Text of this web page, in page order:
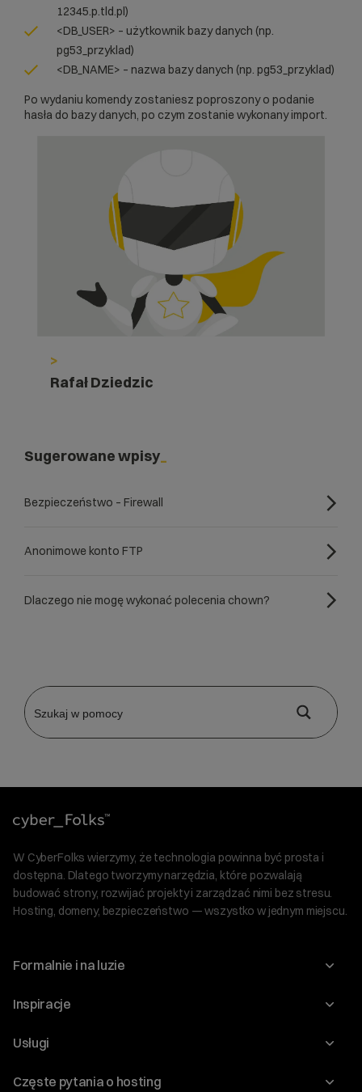
12345.p.tld.pl)
<DB_USER> – użytkownik bazy danych (np.
pg53_przyklad)
<DB_NAME> – nazwa bazy danych (np. pg53_przyklad)
Po wydaniu komendy zostaniesz poproszony o podanie
hasła do bazy danych, po czym zostanie wykonany import.
>
Rafał Dziedzic
Sugerowane wpisy
Bezpieczeństwo – Firewall
Anonimowe konto FTP
Dlaczego nie mogę wykonać polecenia chown?
W CyberFolks wierzymy, że technologia powinna być prosta i
dostępna. Dlatego tworzymy narzędzia, które pozwalają
budować strony, rozwijać projekty i zarządzać nimi bez stresu.
Hosting, domeny, bezpieczeństwo — wszystko w jednym miejscu.
Formalnie i na luzie
O nas
Program Korzyści dla Inwestorów
Regulaminy i specyfikacje
Inspiracje
Blog
Usługi
Domeny
Częste pytania o hosting